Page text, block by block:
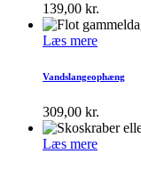
139,00 kr.
Læs mere
Vandslangeophæng
309,00 kr.
Læs mere